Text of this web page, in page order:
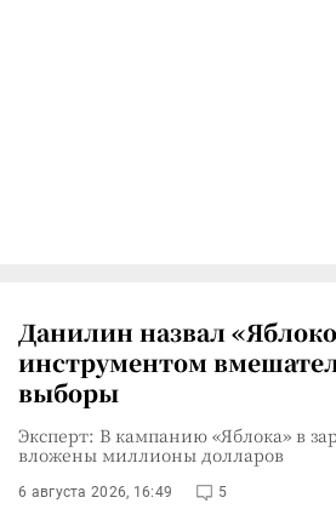
Данилин назвал
инструментом
выборы
Эксперт: В кампанию «Яблока» в
вложены миллионы долларов
6 августа 2026, 16:49 5